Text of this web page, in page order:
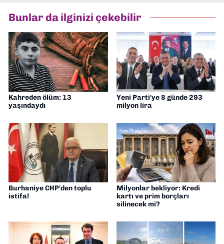
Gazetesi'nde editörlük yapıyorum
Bunlar da ilginizi çekebilir
Kahreden ölüm: 13
yaşındaydı
Yeni Parti'ye 8 günde 293
milyon lira
Burhaniye CHP'den toplu
istifa!
Milyonlar bekliyor: Kredi
kartı ve prim borçları
silinecek mi?